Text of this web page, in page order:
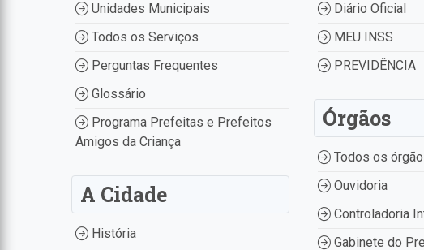
Unidades Municipais
Todos os Serviços
Perguntas Frequentes
Glossário
Programa Prefeitas e Prefeitos
Amigos da Criança
A Cidade
História
Diário Oficial
MEU INSS
PREVIDÊNCIA
Órgãos
Todos os
Ouvidoria
Controladoria
Gabinete do